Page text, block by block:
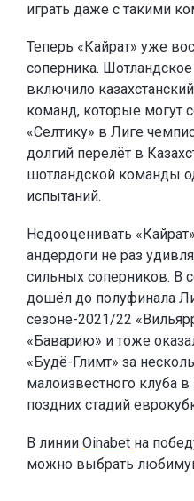
играть даже с такими
Теперь «Кайрат» уже
соперника.
включило
команд, которые могут
«Селтику» в Лиге
долгий перелёт в
шотландской команды
испытаний.
Недооценивать
андердоги не раз
сильных соперников. В
дошёл до полуфинала
сезоне-2021/22
«Баварию» и тоже
«Будё-Глимт» за
малоизвестного клуба в
поздних стадий
В линии Oinabet на
можно выбрать